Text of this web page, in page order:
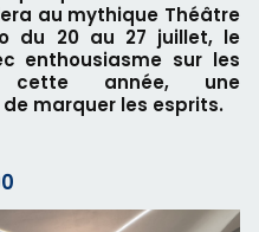
au mythique Théâtre
du 20 au 27 juillet, le
enthousiasme sur les
année, une
marquer les esprits.